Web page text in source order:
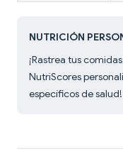
NUTRICIÓN
¡Rastrea tus
NutriScores
específicos de salud!